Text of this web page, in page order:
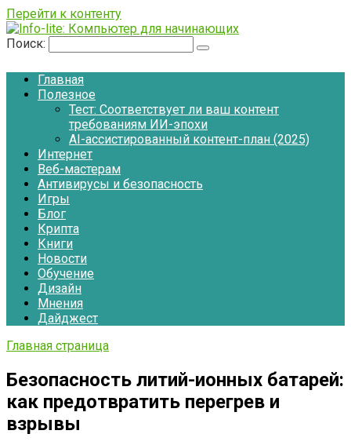
Перейти к контенту
Поиск:
Главная
Полезное
Тест: Соответствует ли ваш контент
требованиям ИИ-эпохи
AI-ассистированный контент-план (2025)
Интернет
Веб-мастерам
Антивирусы и безопасность
Игры
Блог
Крипта
Книги
Новости
Обучение
Дизайн
Мнения
Дайджест
Главная страница
Безопасность литий-ионных батарей:
как предотвратить перегрев и
взрывы